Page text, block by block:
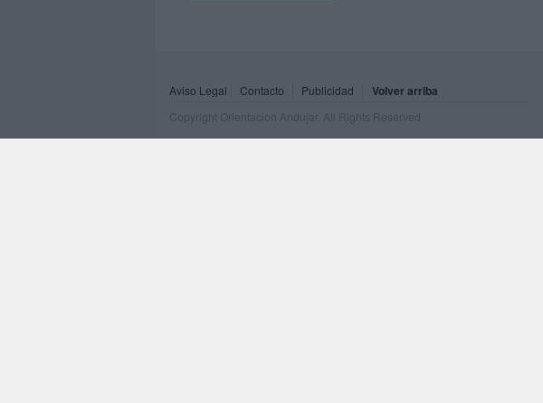
Aviso Legal Contacto Publicidad Volver arriba